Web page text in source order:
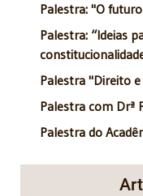
Palestra: "O
Palestra: “Ideias
Palestra "Direito e
Palestra com Drª
Palestra do